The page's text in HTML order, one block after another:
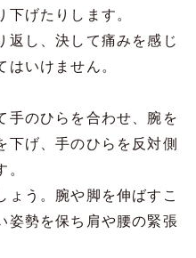
げたりします。
返し、決して痛みを感じ
いけません。
手のひらを合わせ、腕を
下げ、手のひらを反対側
ょう。腕や脚を伸ばすこ
姿勢を保ち肩や腰の緊張